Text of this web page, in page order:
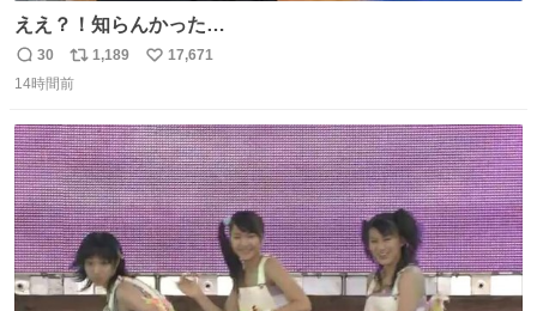
ええ？！知らんかった…
返
信
30
リ
ポ
ト
数
1,189
い
数
17,671
14時間前